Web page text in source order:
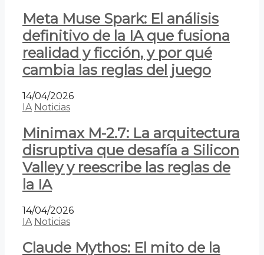
Meta Muse Spark: El análisis
definitivo de la IA que fusiona
realidad y ficción, y por qué
cambia las reglas del juego
14/04/2026
IA Noticias
Minimax M-2.7: La arquitectura
disruptiva que desafía a Silicon
Valley y reescribe las reglas de
la IA
14/04/2026
IA Noticias
Claude Mythos: El mito de la